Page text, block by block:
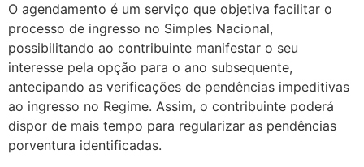
O agendamento é um serviço que objetiva facilitar o
processo de ingresso no Simples Nacional,
possibilitando ao contribuinte manifestar o seu
interesse pela opção para o ano subsequente,
antecipando as verificações de pendências impeditivas
ao ingresso no Regime. Assim, o contribuinte poderá
dispor de mais tempo para regularizar as pendências
porventura identificadas.